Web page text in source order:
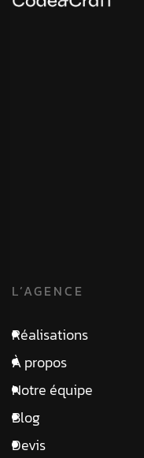
L’AGENCE
Réalisations
À propos
Notre équipe
Blog
Devis